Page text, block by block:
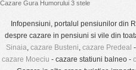
Cazare Gura Humorului 3 stele
Infopensiuni, portalul pensiunilor din
despre cazare in pensiuni si vile din
Sinaia, cazare Busteni, cazare Predeal
cazare Moeciu - cazare statiuni balneo -